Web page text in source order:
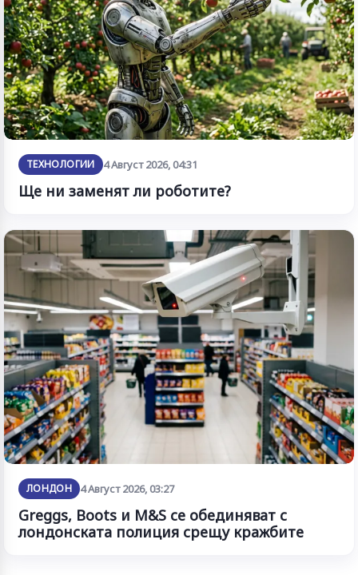
ТЕХНОЛОГИИ 4 Август 2026, 04:31
Ще ни заменят ли роботите?
ЛОНДОН 4 Август 2026, 03:27
Greggs, Boots и M&S се обединяват с
лондонската полиция срещу кражбите